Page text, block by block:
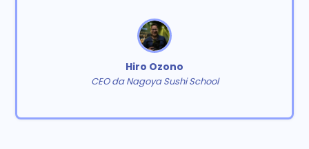
Hiro Ozono
CEO da Nagoya Sushi School